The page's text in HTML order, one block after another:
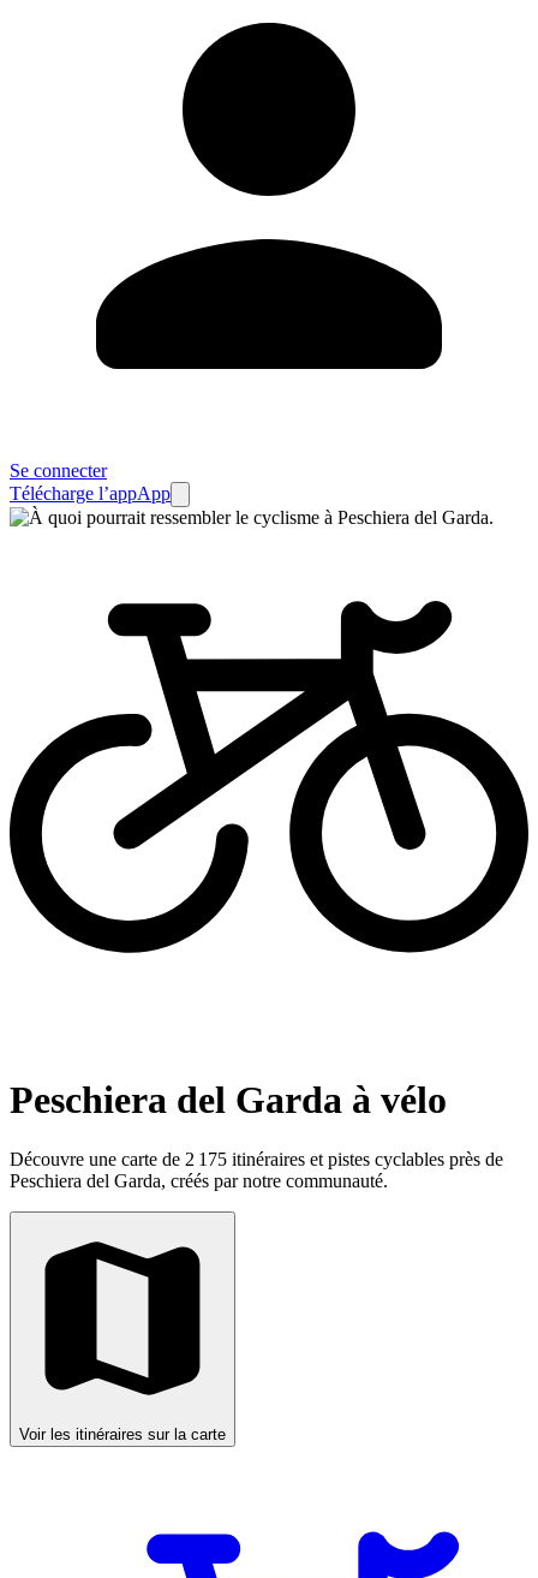
Se connecter
Télécharge l’appApp
Peschiera del Garda à vélo
Découvre une carte de 2 175 itinéraires et pistes cyclables près de
Peschiera del Garda, créés par notre communauté.
Voir les itinéraires sur la carte